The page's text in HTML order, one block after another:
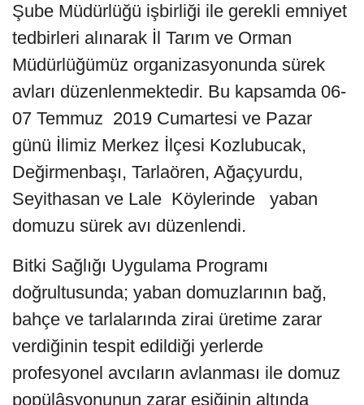
Şube Müdürlüğü işbirliği ile gerekli emniyet
tedbirleri alınarak İl Tarım ve Orman
Müdürlüğümüz organizasyonunda sürek
avları düzenlenmektedir. Bu kapsamda 06-
07 Temmuz 2019 Cumartesi ve Pazar
günü İlimiz Merkez İlçesi Kozlubucak,
Değirmenbaşı, Tarlaören, Ağaçyurdu,
Seyithasan ve Lale Köylerinde yaban
domuzu sürek avı düzenlendi.
Bitki Sağlığı Uygulama Programı
doğrultusunda; yaban domuzlarının bağ,
bahçe ve tarlalarında zirai üretime zarar
verdiğinin tespit edildiği yerlerde
profesyonel avcıların avlanması ile domuz
popülâsyonunun zarar eşiğinin altında